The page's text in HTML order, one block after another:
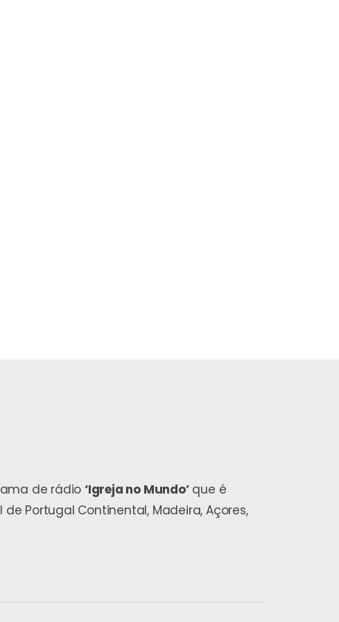
de rádio ‘Igreja no Mundo’que é
Portugal Continental, Madeira, Açores,